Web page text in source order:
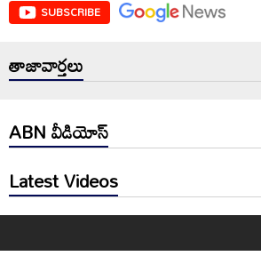
SUBSCRIBE
తాజావార్తలు
ABN వీడియోస్
Latest Videos